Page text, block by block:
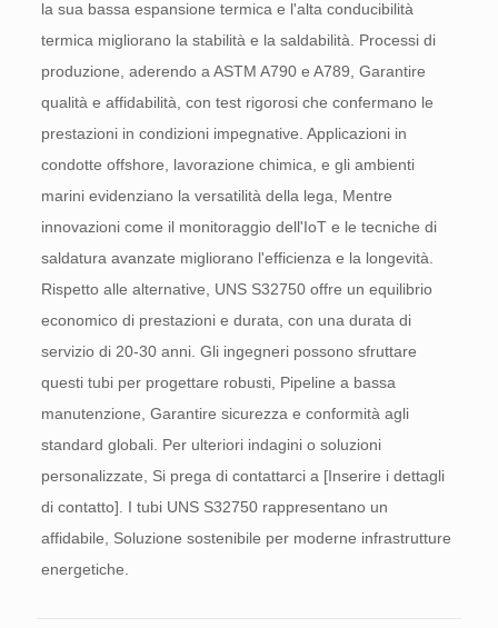
la sua bassa espansione termica e l'alta conducibilità
termica migliorano la stabilità e la saldabilità. Processi di
produzione, aderendo a ASTM A790 e A789, Garantire
qualità e affidabilità, con test rigorosi che confermano le
prestazioni in condizioni impegnative. Applicazioni in
condotte offshore, lavorazione chimica, e gli ambienti
marini evidenziano la versatilità della lega, Mentre
innovazioni come il monitoraggio dell'IoT e le tecniche di
saldatura avanzate migliorano l'efficienza e la longevità.
Rispetto alle alternative, UNS S32750 offre un equilibrio
economico di prestazioni e durata, con una durata di
servizio di 20-30 anni. Gli ingegneri possono sfruttare
questi tubi per progettare robusti, Pipeline a bassa
manutenzione, Garantire sicurezza e conformità agli
standard globali. Per ulteriori indagini o soluzioni
personalizzate, Si prega di contattarci a [Inserire i dettagli
di contatto]. I tubi UNS S32750 rappresentano un
affidabile, Soluzione sostenibile per moderne infrastrutture
energetiche.